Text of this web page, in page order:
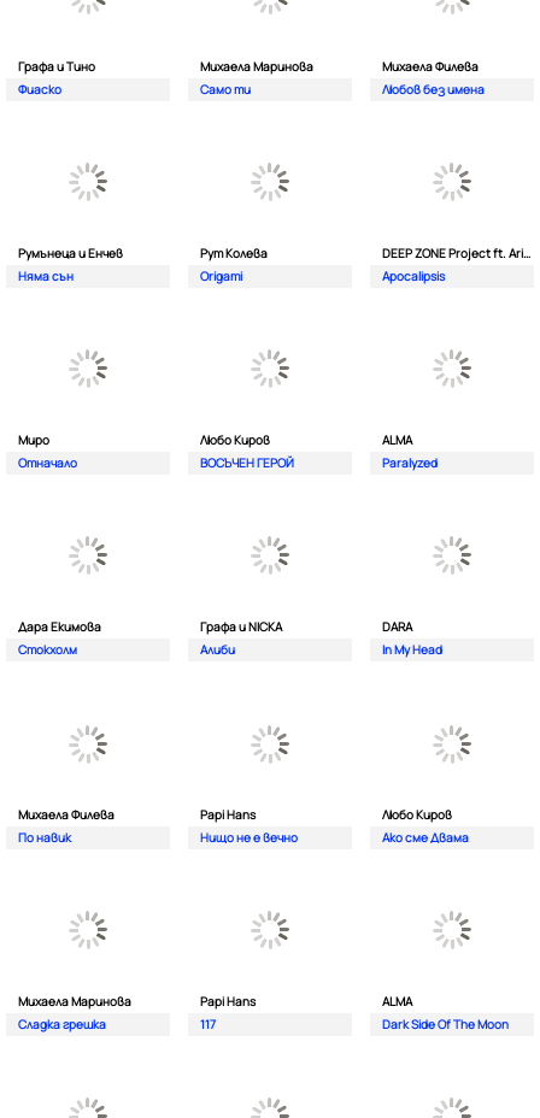
Графа и Тино
Фиаско
Михаела Маринова
Само ти
Михаела Филева
Любов без имена
Румънеца и Енчев
Няма сън
Рут Колева
Origami
DEEP ZONE Project ft. Aristos Constantinou
Apocalipsis
Миро
Отначало
Любо Киров
ВОСЪЧЕН ГЕРОЙ
ALMA
Paralyzed
Дара Екимова
Стокхолм
Графа и NICKA
Алиби
DARA
In My Head
Михаела Филева
По навик
Papi Hans
Нищо не е вечно
Любо Киров
Ако сме Двама
Михаела Маринова
Сладка грешка
Papi Hans
117
ALMA
Dark Side Of The Moon